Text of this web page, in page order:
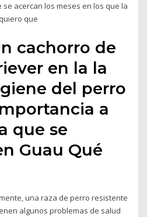
acercan los meses en los que la
que
cachorro de
en la la
del perro
a
que se
Guau Qué
una raza de perro resistente
algunos problemas de salud